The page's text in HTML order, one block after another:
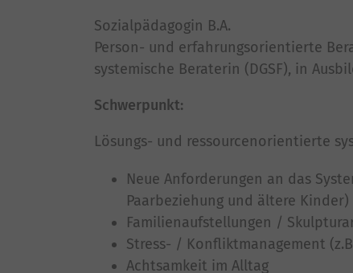
Sozialpädagogin B.A.
Person- und erfahrungsorientierte
systemische Beraterin (DGSF), in
Schwerpunkt:
Lösungs- und ressourcenorientierte
Neue Anforderungen an das
Paarbeziehung und ältere Kinder)
Familienaufstellungen /
Stress- / Konfliktmanagement
Achtsamkeit im Alltag